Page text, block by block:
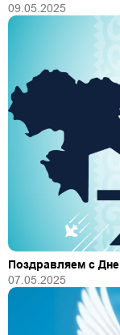
09.05.2025
Поздравляем с
07.05.2025